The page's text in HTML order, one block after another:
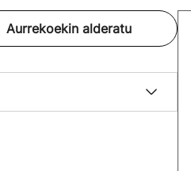
Aurrekoekin alderatu